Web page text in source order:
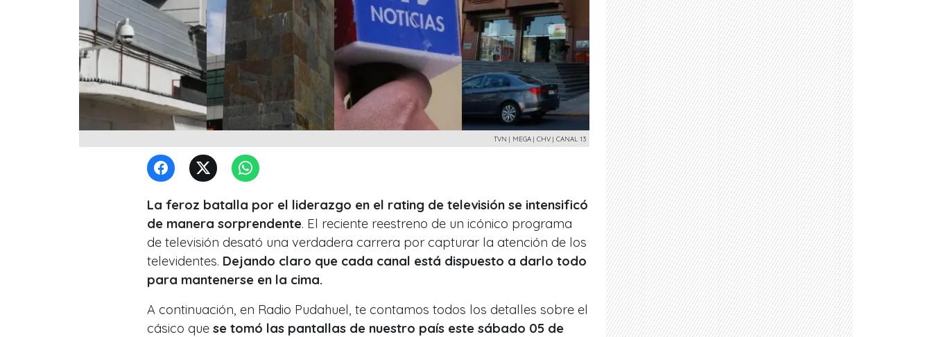
TVN | MEGA | CHV | CANAL 13
La feroz batalla por el liderazgo en el rating de televisión se intensificó
de manera sorprendente. El reciente reestreno de un icónico programa
de televisión desató una verdadera carrera por capturar la atención de los
televidentes. Dejando claro que cada canal está dispuesto a darlo todo
para mantenerse en la cima.
A continuación, en Radio Pudahuel, te contamos todos los detalles sobre el
cásico que se tomó las pantallas de nuestro país este sábado 05 de